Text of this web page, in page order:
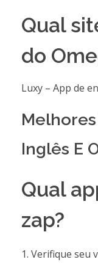
Qual
do
Luxy – App de
Inglês E
Qual
zap?
Verifique seu